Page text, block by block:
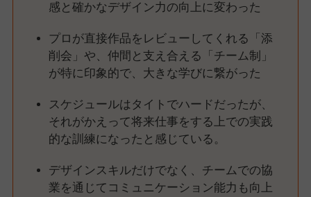
感と確かなデザイン力の向上に変わった
プロが直接作品をレビューしてくれる「添
削会」や、仲間と支え合える「チーム制」
が特に印象的で、大きな学びに繋がった
スケジュールはタイトでハードだったが、
それがかえって将来仕事をする上での実践
的な訓練になったと感じている。
デザインスキルだけでなく、チームでの協
業を通じてコミュニケーション能力も向上